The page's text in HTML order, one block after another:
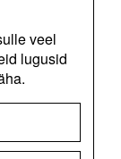
veel
lugusid